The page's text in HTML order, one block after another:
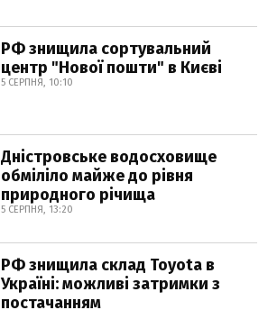
РФ знищила сортувальний
центр "Нової пошти" в Києві
5 СЕРПНЯ, 10:10
Дністровське водосховище
обміліло майже до рівня
природного річища
5 СЕРПНЯ, 13:20
РФ знищила склад Toyota в
Україні: можливі затримки з
постачанням